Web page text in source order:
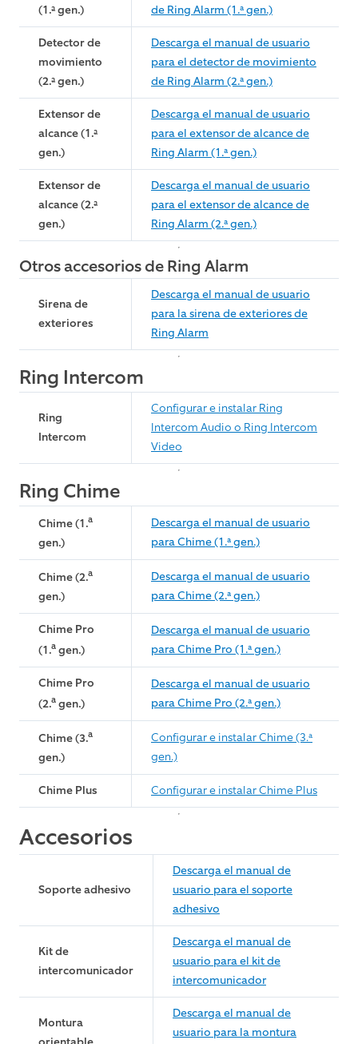
(1.ª gen.)
de Ring Alarm (1.ª gen.)
Detector de
movimiento
(2.ª gen.)
Descarga el manual de usuario
para el detector de movimiento
de Ring Alarm (2.ª gen.)
Extensor de
alcance (1.ª
gen.)
Descarga el manual de usuario
para el extensor de alcance de
Ring Alarm (1.ª gen.)
Extensor de
alcance (2.ª
gen.)
Descarga el manual de usuario
para el extensor de alcance de
Ring Alarm (2.ª gen.)
Otros accesorios de Ring Alarm
Sirena de
exteriores
Descarga el manual de usuario
para la sirena de exteriores de
Ring Alarm
Ring Intercom
Ring
Intercom
Configurar e instalar Ring
Intercom Audio o Ring Intercom
Video
Ring Chime
Chime (1.a
gen.)
Descarga el manual de usuario
para Chime (1.ª gen.)
Chime (2.a
gen.)
Descarga el manual de usuario
para Chime (2.ª gen.)
Chime Pro
(1.a gen.)
Descarga el manual de usuario
para Chime Pro (1.ª gen.)
Chime Pro
(2.a gen.)
Descarga el manual de usuario
para Chime Pro (2.ª gen.)
Chime (3.a
gen.)
Configurar e instalar Chime (3.ª
gen.)
Chime Plus Configurar e instalar Chime Plus
Accesorios
Soporte adhesivo
Descarga el manual de
usuario para el soporte
adhesivo
Kit de
intercomunicador
Descarga el manual de
usuario para el kit de
intercomunicador
Montura
Descarga el manual de
usuario para la montura